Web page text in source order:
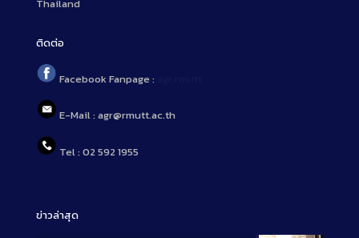
Thailand
ติดต่อ
Facebook Fanpage :
E-Mail : agr@rmutt.ac.th
Tel : 02 592 1955
ข่าวล่าสุด